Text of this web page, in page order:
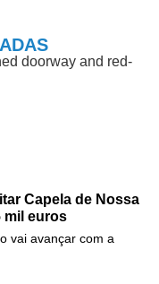
Capela de Nossa
mil euros
vai avançar com a